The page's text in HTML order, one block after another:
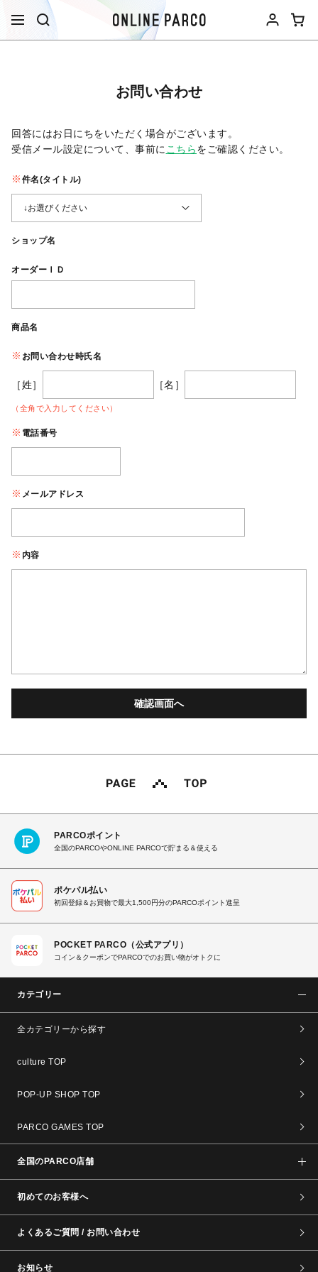
お問い合わせ
回答にはお日にちをいただく場合がございます。
受信メール設定について、事前に こちらをご確認ください。​
件名(タイトル)
ショップ名
オーダーＩＤ
商品名
お問い合わせ時氏名
［姓］ ［名］
（全角で入力してください）
電話番号
メールアドレス
内容
PARCOポイント
全国のPARCOやONLINE PARCOで貯まる＆使える
ポケパル払い
初回登録＆お買物で最大1,500円分のPARCOポイント進呈
POCKET PARCO（公式アプリ）
コイン＆クーポンでPARCOでのお買い物がオトクに
カテゴリー
全カテゴリーから探す
culture TOP
POP-UP SHOP TOP
PARCO GAMES TOP
全国のPARCO店舗
初めてのお客様へ
よくあるご質問 / お問い合わせ
お知らせ